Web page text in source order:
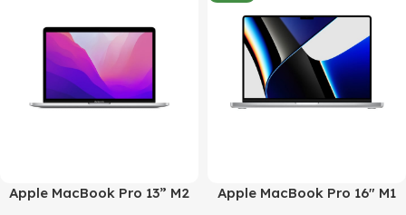
Apple MacBook Pro 13” M2
Apple MacBook Pro 16″ M1